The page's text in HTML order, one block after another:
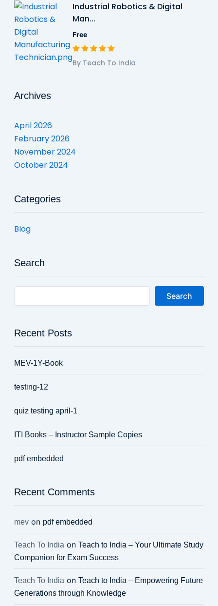
Industrial Robotics & Digital
Man...
Free
By Teach To India
Archives
April 2026
February 2026
November 2024
October 2024
Categories
Blog
Search
Search
Recent Posts
MEV-1Y-Book
testing-12
quiz testing april-1
ITI Books – Instructor Sample Copies
pdf embedded
Recent Comments
mevon pdf embedded
Teach To Indiaon Teach to India – Your Ultimate Study
Companion for Exam Success
Teach To Indiaon Teach to India – Empowering Future
Generations through Knowledge